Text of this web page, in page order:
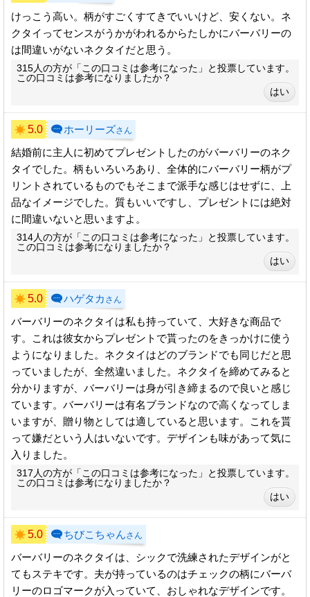
けっこう高い。柄がすごくすてきでいいけど、安くない。ネ
クタイってセンスがうかがわれるからたしかにバーバリーの
は間違いがないネクタイだと思う。
315人の方が「この口コミは参考になった」と投票しています。
この口コミは参考になりましたか？
5.0 ホーリーズさん
結婚前に主人に初めてプレゼントしたのがバーバリーのネク
タイでした。柄もいろいろあり、全体的にバーバリー柄がプ
リントされているものでもそこまで派手な感じはせずに、上
品なイメージでした。質もいいですし、プレゼントには絶対
に間違いないと思いますよ。
314人の方が「この口コミは参考になった」と投票しています。
この口コミは参考になりましたか？
5.0 ハゲタカ さん
バーバリーのネクタイは私も持っていて、大好きな商品で
す。これは彼女からプレゼントで貰ったのをきっかけに使う
ようになりました。ネクタイはどのブランドでも同じだと思
っていましたが、全然違いました。ネクタイを締めてみると
分かりますが、バーバリーは身が引き締まるので良いと感じ
ています。バーバリーは有名ブランドなので高くなってしま
いますが、贈り物としては適していると思います。これを貰
って嫌だという人はいないです。デザインも味があって気に
入りました。
317人の方が「この口コミは参考になった」と投票しています。
この口コミは参考になりましたか？
5.0 ちびこちゃんさん
バーバリーのネクタイは、シックで洗練されたデザインがと
てもステキです。夫が持っているのはチェックの柄にバーバ
リーのロゴマークが入っていて、おしゃれなデザインです。